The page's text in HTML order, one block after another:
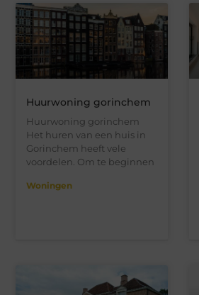
Huurwoning gorinchem
Huurwoning gorinchem
Het huren van een huis in
Gorinchem heeft vele
voordelen. Om te beginnen
Woningen